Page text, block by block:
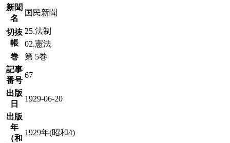
新聞
名
国民新聞
切抜
帳
25.法制
02.憲法
巻
第 5巻
記事
番号
67
出版
日
1929-06-20
出版
年
（和
1929年(昭和4)